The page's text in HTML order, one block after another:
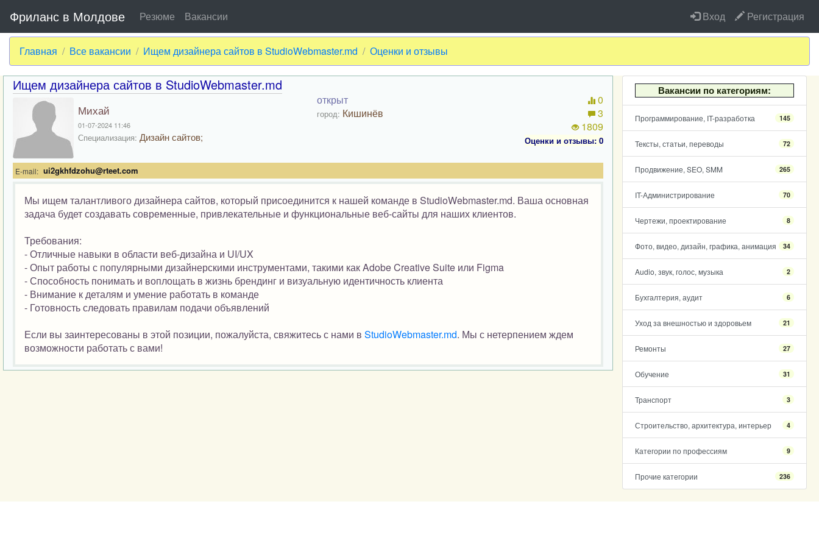
Фриланс в Молдове Резюме Вакансии Вход Регистрация
Главная Все вакансии Ищем дизайнера сайтов в StudioWebmaster.md Оценки и отзывы
Вакансии по категориям:
Программирование, IT-разработка 145
Тексты, статьи, переводы 72
Продвижение, SEO, SMM 265
IT-Администрирование 70
Чертежи, проектирование 8
Фото, видео, дизайн, графика, анимация 34
Audio, звук, голос, музыка 2
Бухгалтерия, аудит 6
Уход за внешностью и здоровьем 21
Ремонты 27
Обучение 31
Транспорт 3
Строительство, архитектура, интерьер 4
Категории по профессиям 9
Прочие категории 236
Ищем дизайнера сайтов в StudioWebmaster.md
Михай
01-07-2024 11:46
Специализация: Дизайн сайтов;
открыт
город: Кишинёв
0
3
1809
Оценки и отзывы: 0
E-mail: ui2gkhfdzohu@rteet.com
Мы ищем талантливого дизайнера сайтов, который присоединится к нашей команде в StudioWebmaster.md. Ваша основная
задача будет создавать современные, привлекательные и функциональные веб-сайты для наших клиентов.
Требования:
- Отличные навыки в области веб-дизайна и UI/UX
- Опыт работы с популярными дизайнерскими инструментами, такими как Adobe Creative Suite или Figma
- Способность понимать и воплощать в жизнь брендинг и визуальную идентичность клиента
- Внимание к деталям и умение работать в команде
- Готовность следовать правилам подачи объявлений
Если вы заинтересованы в этой позиции, пожалуйста, свяжитесь с нами в StudioWebmaster.md. Мы с нетерпением ждем
возможности работать с вами!